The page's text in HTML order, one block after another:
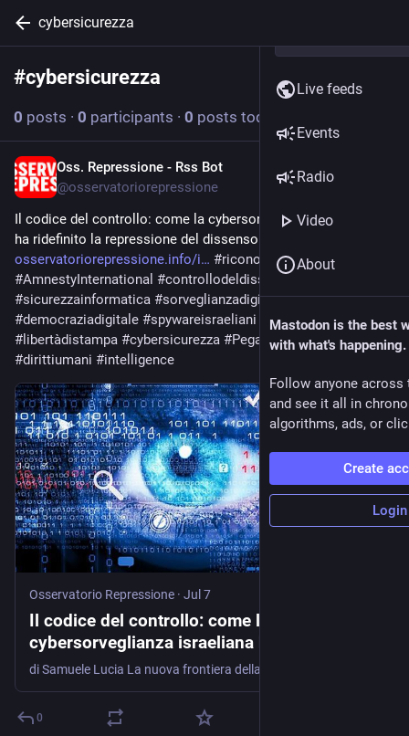
cybersicurezza
#cybersicurezza Follow hashtag
0 posts · 0 participants · 0 posts today
Oss. Repressione - Rss Bot
@osservatoriorepressione
Il codice del controllo: come la cybersorveglianza israeliana
ha ridefinito la repressione del dissenso
osservatoriorepressione.info/i
#riconoscimentofacciale
#AmnestyInternational #controllodeldissenso
#sicurezzainformatica #sorveglianzadigitale
#democraziadigitale #spywareisraeliani
cyberspionaggio
# libertàdistampa #cybersicurezza #PegasusProject
#dirittiumani #intelligence
Osservatorio Repressione · Jul 7
Il codice del controllo: come la
cybersorveglianza israeliana ha ridefinito la
repressione del dissenso
0
Live feeds
Events
Radio
Video
About
Mastodon is the best
with what's happening.
Follow anyone across
and see it all in
algorithms, ads, or
Create
Login